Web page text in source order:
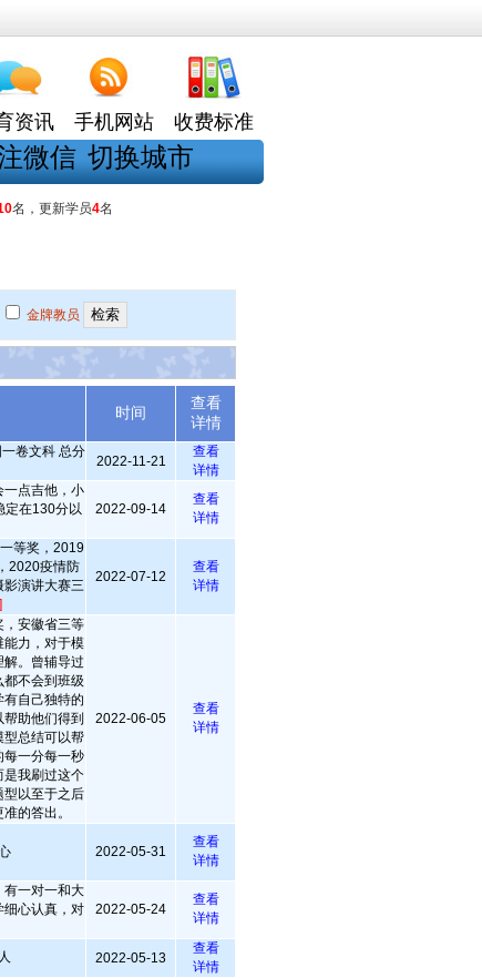
资讯 手机网站 收费标准
微信 切换城市
名，更新学员4名
金牌教员
时间
查看
详情
卷文科 总分
2022-11-21
查看
详情
一点吉他，小
定在130分以
2022-09-14
查看
详情
等奖，2019
2020疫情防
影演讲大赛三
2022-07-12
查看
详情
，安徽省三等
能力，对于模
。曾辅导过
不会到班级
自己独特的
助他们得到
型总结可以帮
每一分每一秒
是我刷过这个
型以至于之后
的答出。
2022-06-05
查看
详情
2022-05-31
查看
详情
有一对一和大
细心认真，对
2022-05-24
查看
详情
2022-05-13
查看
详情